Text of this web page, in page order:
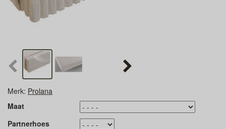
Merk: Prolana
Maat
Partnerhoes